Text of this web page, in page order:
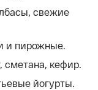
свежие
и пирожные.
сметана, кефир.
йогурты.